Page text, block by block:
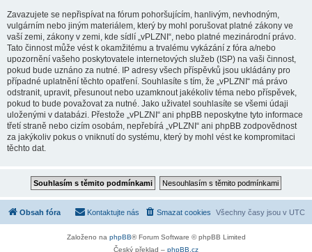
Zavazujete se nepřispívat na fórum pohoršujícím, hanlivým, nevhodným,
vulgárním nebo jiným materiálem, který by mohl porušovat platné zákony ve
vaší zemi, zákony v zemi, kde sídlí „vPLZNI“, nebo platné mezinárodní právo.
Tato činnost může vést k okamžitému a trvalému vykázání z fóra a/nebo
upozornění vašeho poskytovatele internetových služeb (ISP) na vaši činnost,
pokud bude uznáno za nutné. IP adresy všech příspěvků jsou ukládány pro
případné uplatnění těchto opatření. Souhlasíte s tím, že „vPLZNI“ má právo
odstranit, upravit, přesunout nebo uzamknout jakékoliv téma nebo příspěvek,
pokud to bude považovat za nutné. Jako uživatel souhlasíte se všemi údaji
uloženými v databázi. Přestože „vPLZNI“ ani phpBB neposkytne tyto informace
třetí straně nebo cizím osobám, nepřebírá „vPLZNI“ ani phpBB zodpovědnost
za jakýkoliv pokus o vniknutí do systému, který by mohl vést ke kompromitaci
těchto dat.
Obsah fóra Všechny časy jsou v UTC
Smazat cookies
Kontaktujte nás
Založeno na phpBB® Forum Software © phpBB Limited
Český překlad – phpBB.cz